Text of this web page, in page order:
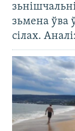
зьмена ўва
сілах.